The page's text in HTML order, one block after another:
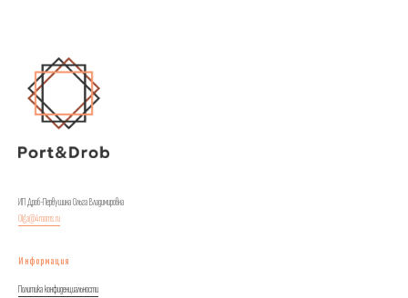
ИП Дроб-Первушина Ольга Владимировна
Olga@4rooms.ru
Информация
Политика конфиденциальности